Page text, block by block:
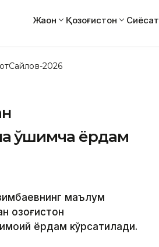
Жаҳон Қозоғистон Сиёсат
Сайлов-2026
қўшимча ёрдам
маълум
Қозоғистон
ёрдам кўрсатилади.